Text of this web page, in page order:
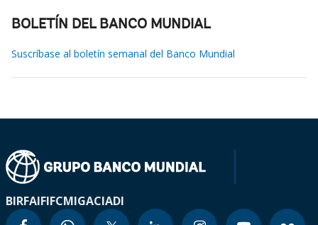
BOLETÍN DEL BANCO MUNDIAL
Suscríbase al boletín semanal del Banco Mundial
BIRFAIFIFCMIGACIADI